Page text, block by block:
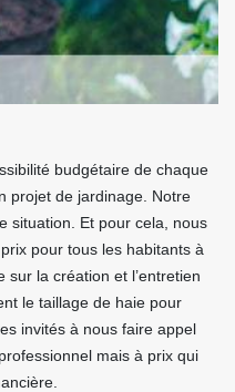
budgétaire de chaque
projet de jardinage. Notre
situation. Et pour cela, nous
pour tous les habitants à
la création et l’entretien
le taillage de haie pour
invités à nous faire appel
mais à prix qui